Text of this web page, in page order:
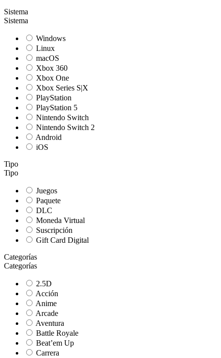
Sistema
Sistema
Windows
Linux
macOS
Xbox 360
Xbox One
Xbox Series S|X
PlayStation
PlayStation 5
Nintendo Switch
Nintendo Switch 2
Android
iOS
Tipo
Tipo
Juegos
Paquete
DLC
Moneda Virtual
Suscripción
Gift Card Digital
Categorías
Categorías
2.5D
Acción
Anime
Arcade
Aventura
Battle Royale
Beat’em Up
Carrera